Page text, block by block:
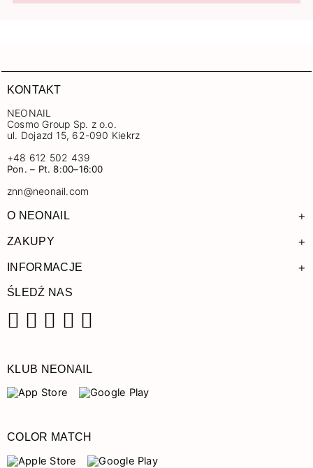
KONTAKT
NEONAIL
Cosmo Group Sp. z o.o.
ul. Dojazd 15, 62-090 Kiekrz
+48 612 502 439
Pon. – Pt. 8:00–16:00
znn@neonail.com
O NEONAIL +
ZAKUPY +
INFORMACJE +
ŚLEDŹ NAS
KLUB NEONAIL
COLOR MATCH